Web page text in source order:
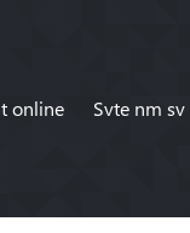
online Svte nm